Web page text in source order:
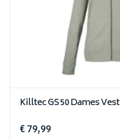
Killtec GS 50 Dames Vest
€ 79,99